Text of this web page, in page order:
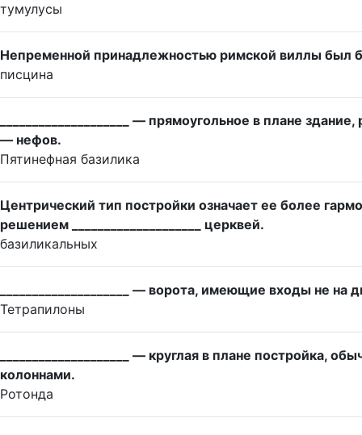
тумулусы
Непременной принадлежностью римской виллы был
писцина
____________________ — прямоугольное в плане
— нефов.
Пятинефная базилика
Центрический тип постройки означает ее более
решением ____________________ церквей.
базиликальных
____________________ — ворота, имеющие входы не на
Тетрапилоны
____________________ — круглая в плане постройка,
колоннами.
Ротонда